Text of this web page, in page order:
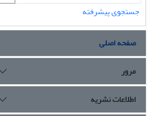
جستجوی پیشرفته
صفحه اصلی
مرور
اطلاعات نشریه